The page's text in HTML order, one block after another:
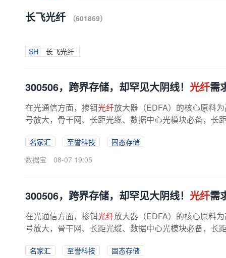
长飞光纤 （601869）
SH 长飞光纤
300506，跨界存储，却罕见大阴线！ 光纤需
在光通信方面，掺铒光纤放大器（EDFA）的核心原料
号放大，骨干网、长距光缆、数据中心光模块必备，长
名家汇 至誉科技
固态存储
数据宝
08-07 19:05
300506，跨界存储，却罕见大阴线！ 光纤需
在光通信方面，掺铒光纤放大器（EDFA）的核心原料
号放大，骨干网、长距光缆、数据中心光模块必备，长
名家汇 至誉科技
固态存储